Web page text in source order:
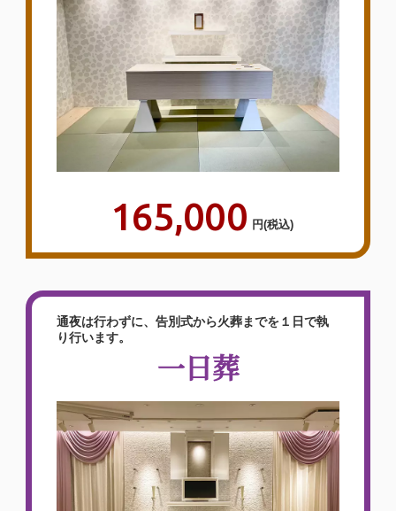
165,000 円(税込)
通夜は行わずに、告別式から火葬までを１日で執
り行います。
一日葬